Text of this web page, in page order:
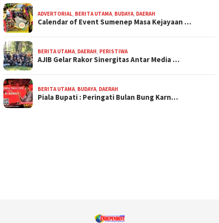
ADVERTORIAL, BERITA UTAMA, BUDAYA, DAERAH
Calendar of Event Sumenep Masa Kejayaan …
BERITA UTAMA, DAERAH, PERISTIWA
AJIB Gelar Rakor Sinergitas Antar Media …
BERITA UTAMA, BUDAYA, DAERAH
Piala Bupati : Peringati Bulan Bung Karn…